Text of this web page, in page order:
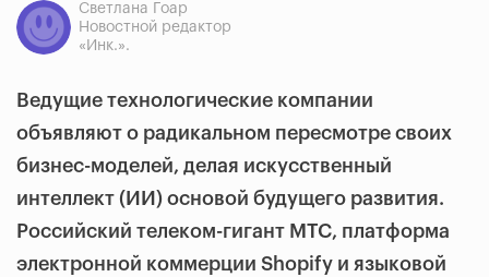
Светлана Гоар
Новостной редактор
«Инк.».
Ведущие технологические компании
объявляют о радикальном пересмотре своих
бизнес-моделей, делая искусственный
интеллект (ИИ) основой будущего развития.
Российский телеком-гигант МТС, платформа
электронной коммерции Shopify и языковой